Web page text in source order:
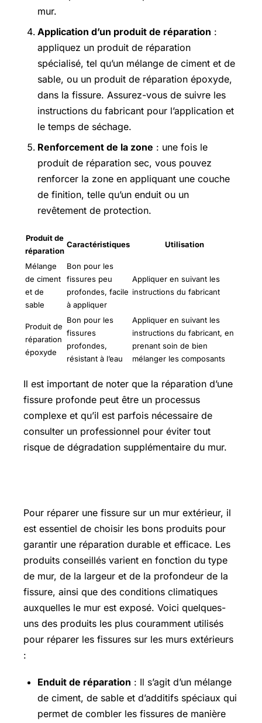
mur.
Application d’un produit de réparation :
appliquez un produit de réparation
spécialisé, tel qu’un mélange de ciment et de
sable, ou un produit de réparation époxyde,
dans la fissure. Assurez-vous de suivre les
instructions du fabricant pour l’application et
le temps de séchage.
Renforcement de la zone : une fois le
produit de réparation sec, vous pouvez
renforcer la zone en appliquant une couche
de finition, telle qu’un enduit ou un
revêtement de protection.
Produit de
réparation
Caractéristiques Utilisation
Mélange
de ciment
et de
sable
Bon pour les
fissures peu
profondes, facile
à appliquer
Appliquer en suivant les
instructions du fabricant
Produit de
réparation
époxyde
Bon pour les
fissures
profondes,
résistant à l’eau
Appliquer en suivant les
instructions du fabricant, en
prenant soin de bien
mélanger les composants
Il est important de noter que la réparation d’une
fissure profonde peut être un processus
complexe et qu’il est parfois nécessaire de
consulter un professionnel pour éviter tout
risque de dégradation supplémentaire du mur.
Pour réparer une fissure sur un mur extérieur, il
est essentiel de choisir les bons produits pour
garantir une réparation durable et efficace. Les
produits conseillés varient en fonction du type
de mur, de la largeur et de la profondeur de la
fissure, ainsi que des conditions climatiques
auxquelles le mur est exposé. Voici quelques-
uns des produits les plus couramment utilisés
pour réparer les fissures sur les murs extérieurs
:
Enduit de réparation : Il s’agit d’un mélange
de ciment, de sable et d’additifs spéciaux qui
permet de combler les fissures de manière